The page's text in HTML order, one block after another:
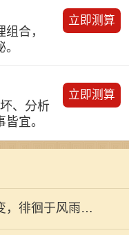
合，
立即测算
、分析
宜。
立即测算
，徘徊于风雨之